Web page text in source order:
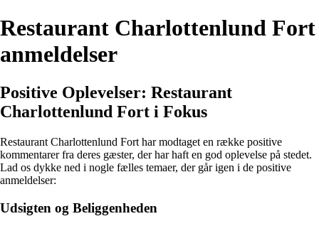
Restaurant Charlottenlund Fort
anmeldelser
Positive Oplevelser: Restaurant
Charlottenlund Fort i Fokus
Restaurant Charlottenlund Fort har modtaget en række positive
kommentarer fra deres gæster, der har haft en god oplevelse på stedet.
Lad os dykke ned i nogle fælles temaer, der går igen i de positive
anmeldelser:
Udsigten og Beliggenheden